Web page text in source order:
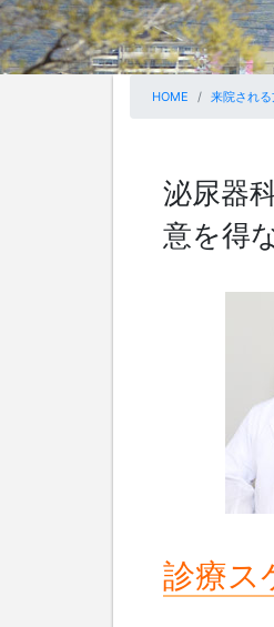
HOME 来院され
泌尿器
意を得
診療ス